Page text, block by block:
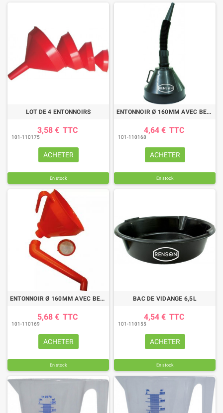
LOT DE 4 ENTONNOIRS
3,58 € TTC
101-110175
ACHETER
En stock
ENTONNOIR Ø 160MM AVEC BEC FLEXIBLE ET FILTRE
4,64 € TTC
101-110168
ACHETER
En stock
ENTONNOIR Ø 160MM AVEC BEC RIGIDE ET FILTRE
5,68 € TTC
101-110169
ACHETER
En stock
BAC DE VIDANGE 6,5L
4,54 € TTC
101-110155
ACHETER
En stock